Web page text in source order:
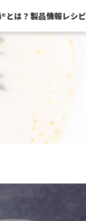
®とは？ 製品情報レシピ